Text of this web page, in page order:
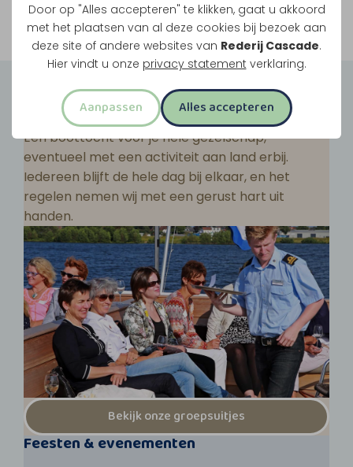
Door op "Alles accepteren" te klikken, gaat u akkoord
met het plaatsen van al deze cookies bij bezoek aan
deze site of andere websites van Rederij Cascade.
Hier vindt u onze privacy statement verklaring.
Aanpassen Alles accepteren
Bekijk onze rondvaarten
Groepsuitjes
Een boottocht voor je hele gezelschap,
eventueel met een activiteit aan land erbij.
Iedereen blijft de hele dag bij elkaar, en het
regelen nemen wij met een gerust hart uit
handen.
Bekijk onze groepsuitjes
Feesten & evenementen